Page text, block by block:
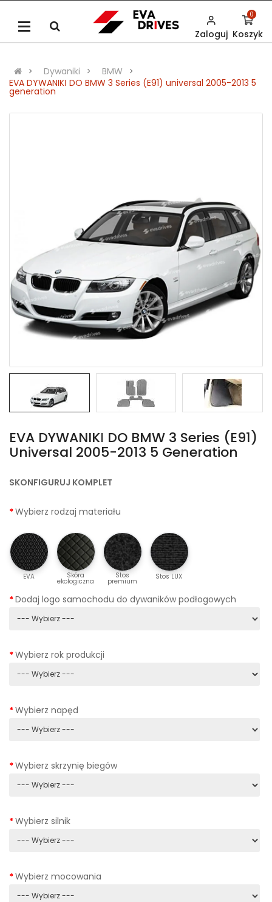
Zaloguj Koszyk
0
Dywaniki
BMW
EVA DYWANIKІ DO BMW 3 Series (E91) universal 2005-2013 5
generation
EVA DYWANIKІ DO BMW 3 Series (E91)
Universal 2005-2013 5 Generation
SKONFIGURUJ KOMPLET
Wybierz rodzaj materiału
EVA Skóra
ekologiczna
Stos
premium
Stos LUX
Dodaj logo samochodu do dywaników podłogowych
Wybierz rok produkcji
Wybierz napęd
Wybierz skrzynię biegów
Wybierz silnik
Wybierz mocowania